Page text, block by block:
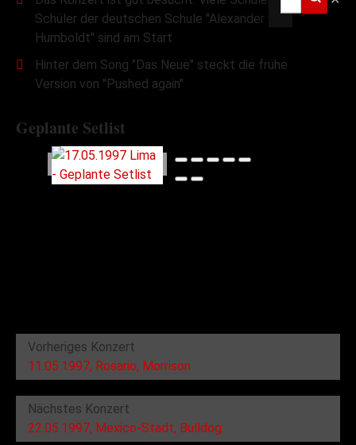
Schüler der deutschen Schule "Alexander von
Humboldt" sind am Start
Hinter dem Song "Das Neue" steckt die frühe
Version von "Pushed again"
Geplante Setlist
Vorheriges Konzert
11.05.1997, Rosario, Morrison
Nächstes Konzert
22.05.1997, Mexico-Stadt, Bulldog